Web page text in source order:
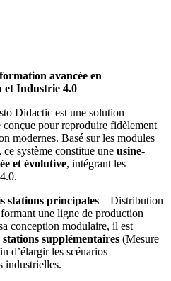
avancée en
et Industrie 4.0
Didactic est une solution
pour reproduire fidèlement
modernes. Basé sur les modules
système constitue une usine-
et évolutive, intégrant les
stations principales – Distribution
une ligne de production
conception modulaire, il est
supplémentaires (Mesure
d’élargir les scénarios
industrielles.